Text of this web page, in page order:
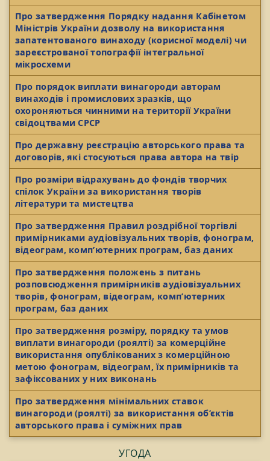
Про затвердження Порядку надання Кабінетом
Міністрів України дозволу на використання
запатентованого винаходу (корисної моделі) чи
зареєстрованої топографії інтегральної
мікросхеми
Про порядок виплати винагороди авторам
винаходів і промислових зразків, що
охороняються чинними на території України
свідоцтвами СРСР
Про державну реєстрацію авторського права та
договорів, які стосуються права автора на твір
Про розміри відрахувань до фондів творчих
спілок України за використання творів
літератури та мистецтва
Про затвердження Правил роздрібної торгівлі
примірниками аудіовізуальних творів, фонограм,
відеограм, комп’ютерних програм, баз даних
Про затвердження положень з питань
розповсюдження примірників аудіовізуальних
творів, фонограм, відеограм, комп’ютерних
програм, баз даних
Про затвердження розміру, порядку та умов
виплати винагороди (роялті) за комерційне
використання опублікованих з комерційною
метою фонограм, відеограм, їх примірників та
зафіксованих у них виконань
Про затвердження мінімальних ставок
винагороди (роялті) за використання об’єктів
авторського права і суміжних прав
УГОДА